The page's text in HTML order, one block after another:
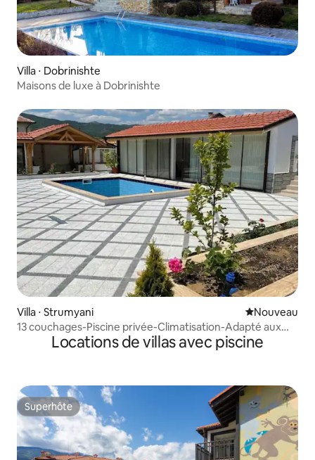
Villa ⋅ Dobrinishte
Maisons de luxe à Dobrinishte
Villa ⋅ Strumyani Nouvel
Nouveau
13 couchages-Piscine privée-Climatisation-Adapté aux
famillesLocations de villas avec piscine
Superhôte
Superhôte